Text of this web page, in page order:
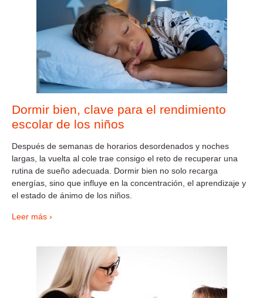
Dormir bien, clave para el rendimiento
escolar de los niños
Después de semanas de horarios desordenados y noches
largas, la vuelta al cole trae consigo el reto de recuperar una
rutina de sueño adecuada. Dormir bien no solo recarga
energías, sino que influye en la concentración, el aprendizaje y
el estado de ánimo de los niños.
Leer más ›